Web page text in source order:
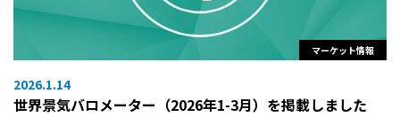
マーケット情報
2026.1.14
世界景気バロメーター（2026年1-3月）を掲載しました